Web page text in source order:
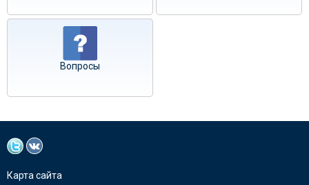
Вопросы
Карта сайта